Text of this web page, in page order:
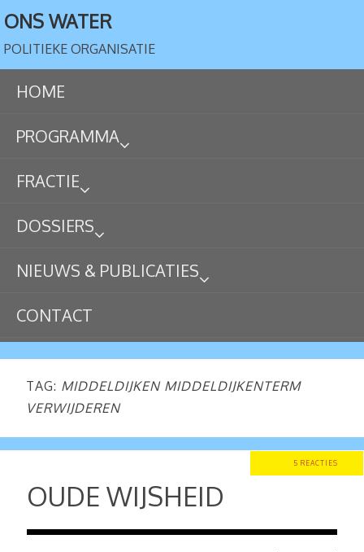
ONS WATER
POLITIEKE ORGANISATIE
HOME
PROGRAMMA
FRACTIE
DOSSIERS
NIEUWS & PUBLICATIES
CONTACT
TAG: MIDDELDIJKEN MIDDELDIJKENTERM
VERWIJDEREN
5 REACTIES
OUDE WIJSHEID